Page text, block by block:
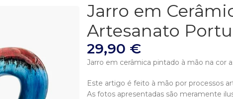
Jarro em
Artesanato
29,90 €
Jarro em cerâmica pintado à mão na cor
Este artigo é feito à mão por processos
As fotos apresentadas são meramente